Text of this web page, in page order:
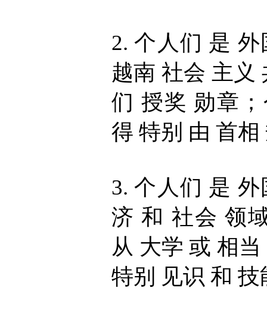
2. 个人们 是
越南 社会 主义
们 授奖 勋章
得 特别 由 首相
3. 个人们 是
济 和 社会 领
从 大学 或 相
特别 见识 和